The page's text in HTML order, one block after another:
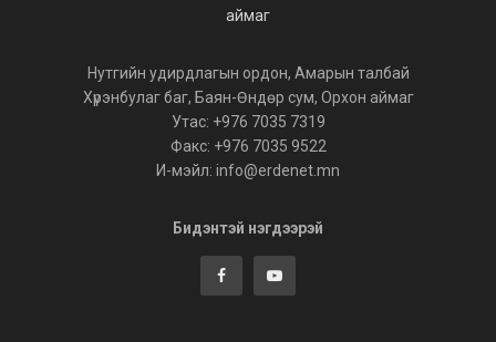
Нутгийн удирдлагын ордон, Амарын талбай
Хүрэнбулаг баг, Баян-Өндөр сум, Орхон аймаг
Утас: +976 7035 7319
Факс: +976 7035 9522
И-мэйл: info@erdenet.mn
Бидэнтэй нэгдээрэй